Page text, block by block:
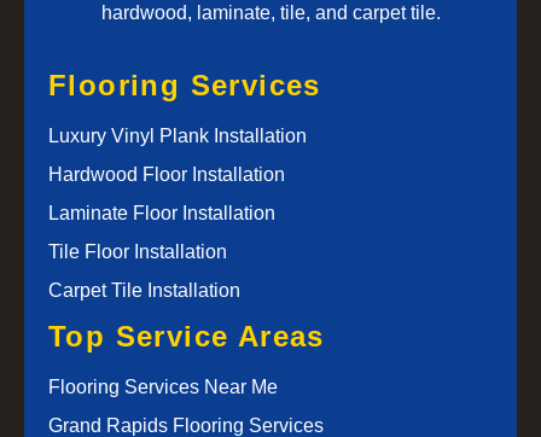
hardwood, laminate, tile, and carpet tile.
Flooring Services
Luxury Vinyl Plank Installation
Hardwood Floor Installation
Laminate Floor Installation
Tile Floor Installation
Carpet Tile Installation
Top Service Areas
Flooring Services Near Me
Grand Rapids Flooring Services